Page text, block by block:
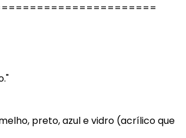
preto, azul e vidro (acrílico que